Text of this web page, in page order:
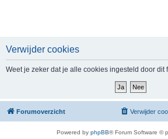
Verwijder cookies
Weet je zeker dat je alle cookies ingesteld door dit
Forumoverzicht Verwijder
Powered by phpBB® Forum Software ©